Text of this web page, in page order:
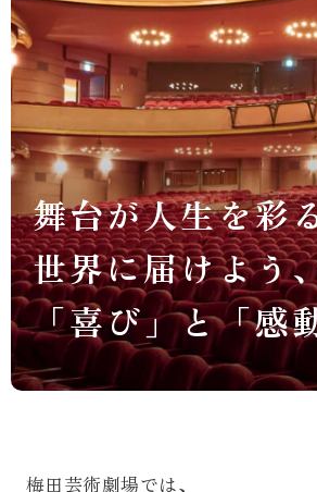
舞台が人生を彩
世界に届けよう
「喜び」と「感
梅田芸術劇場では、